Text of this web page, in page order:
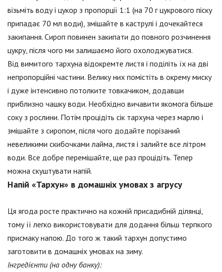
візьміть воду і цукор з пропорції 1:1 (на 70 г цукрового піску
припадає 70 мл води), змішайте в каструлі і дочекайтеся
закипання. Сироп повинен закипати до повного розчинення
цукру, після чого ми залишаємо його охолоджуватися.
Від вимитого тархуна відокремте листя і поділіть їх на дві
непропорційні частини. Велику них помістіть в окрему миску
і дуже інтенсивно потолките товкачиком, додавши
приблизно чашку води. Необхідно вичавити якомога більше
соку з рослини. Потім процідіть сік тархуна через марлю і
змішайте з сиропом, після чого додайте порізаний
невеликими скибочками лайма, листя і залийте все літром
води. Все добре перемішайте, ще раз процідіть. Тепер
можна скуштувати напій.
Напій «Тархун» в домашніх умовах з агрусу
Ця ягода росте практично на кожній присадибній ділянці,
тому її легко використовувати для додання більш терпкого
присмаку напою. До того ж такий тархун допустимо
заготовити в домашніх умовах на зиму.
Інгредієнти (на одну банку):